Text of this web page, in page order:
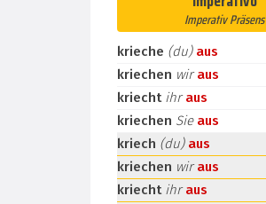
Imperativ Präsens
krieche (du) aus
kriechen wiraus
kriecht ihraus
kriechen Sie aus
kriech (du) aus
kriechen wiraus
kriecht ihraus